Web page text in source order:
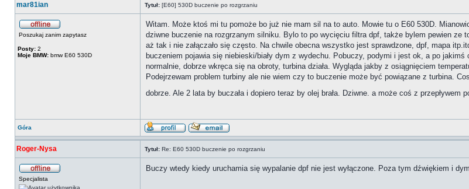
mar81ian Tytuł: [E60] 530D buczenie po rozgrzaniu
Poszukaj zanim zapytasz
Posty: 2
Moje BMW: bmw E60 530D
Witam. Może ktoś mi tu pomoże bo już nie mam sil na to auto. Mowie tu o E60 530D.
dziwne buczenie na rozgrzanym silniku. Bylo to po wycięciu filtra dpf, także bylem pewien ze
aż tak i nie załączało się często. Na chwile obecna wszystko jest sprawdzone, dpf, mapa
buczeniem pojawia się niebieski/biały dym z wydechu. Pobuczy, podymi i jest ok, a po
normalnie, dobrze wkręca się na obroty, turbina działa. Wygląda jakby z osiągnięciem
Podejrzewam problem turbiny ale nie wiem czy to buczenie może być powiązane z turbina.
dobrze. Ale 2 lata by buczała i dopiero teraz by olej brała. Dziwne. a może coś z
Góra
Roger-Nysa Tytuł: Re: E60 530D buczenie po rozgrzaniu
Specjalista
Buczy wtedy kiedy uruchamia się wypalanie dpf nie jest wyłączone. Poza tym dźwiękiem i